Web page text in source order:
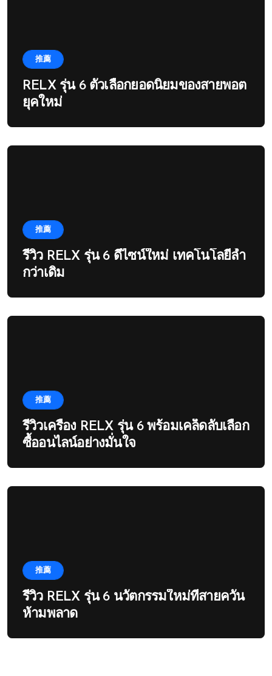
推薦
RELX รุ่น 6 ตัวเลือกยอดนิยมของสายพอต
ยุคใหม่
推薦
รีวิว RELX รุ่น 6 ดีไซน์ใหม่ เทคโนโลยีล้ำ
กว่าเดิม
推薦
รีวิวเครื่อง RELX รุ่น 6 พร้อมเคล็ดลับเลือก
ซื้ออนไลน์อย่างมั่นใจ
推薦
รีวิว RELX รุ่น 6 นวัตกรรมใหม่ที่สายควัน
ห้ามพลาด